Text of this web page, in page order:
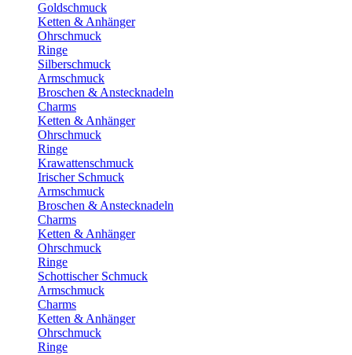
Goldschmuck
Ketten & Anhänger
Ohrschmuck
Ringe
Silberschmuck
Armschmuck
Broschen & Anstecknadeln
Charms
Ketten & Anhänger
Ohrschmuck
Ringe
Krawattenschmuck
Irischer Schmuck
Armschmuck
Broschen & Anstecknadeln
Charms
Ketten & Anhänger
Ohrschmuck
Ringe
Schottischer Schmuck
Armschmuck
Charms
Ketten & Anhänger
Ohrschmuck
Ringe